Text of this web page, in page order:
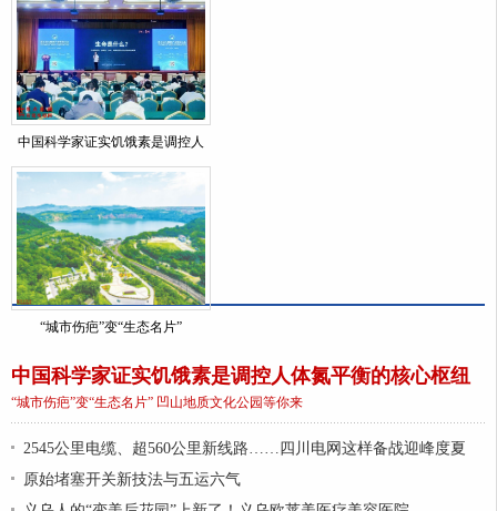
中国科学家证实饥饿素是调控人
“城市伤疤”变“生态名片”
中国科学家证实饥饿素是调控人体氮平衡的核心枢纽
“城市伤疤”变“生态名片” 凹山地质文化公园等你来
2545公里电缆、超560公里新线路……四川电网这样备战迎峰度夏
原始堵塞开关新技法与五运六气